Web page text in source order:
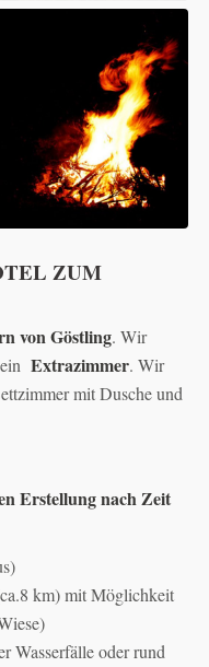
ZUM
von Göstling. Wir
Extrazimmer. Wir
mit Dusche und
Erstellung nach Zeit
km) mit Möglichkeit
Wasserfälle oder rund